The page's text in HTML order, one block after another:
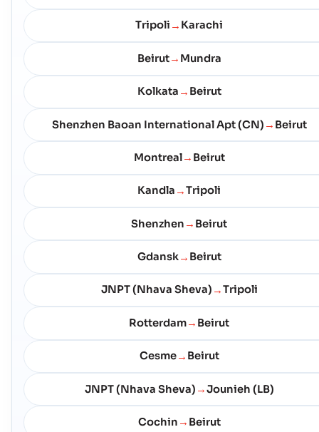
Tripoli → Karachi
Beirut→ Mundra
Kolkata → Beirut
Shenzhen Baoan International Apt (CN) → Beirut
Montreal→ Beirut
Kandla →Tripoli
Shenzhen → Beirut
Gdansk→ Beirut
JNPT (Nhava Sheva) →Tripoli
Rotterdam→ Beirut
Cesme→ Beirut
JNPT (Nhava Sheva) →Jounieh (LB)
Cochin → Beirut